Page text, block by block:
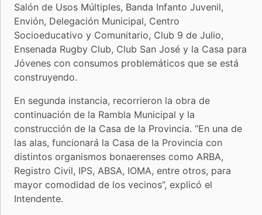
Salón de Usos Múltiples, Banda Infanto Juvenil,
Envión, Delegación Municipal, Centro
Socioeducativo y Comunitario, Club 9 de Julio,
Ensenada Rugby Club, Club San José y la Casa para
Jóvenes con consumos problemáticos que se está
construyendo.
En segunda instancia, recorrieron la obra de
continuación de la Rambla Municipal y la
construcción de la Casa de la Provincia. “En una de
las alas, funcionará la Casa de la Provincia con
distintos organismos bonaerenses como ARBA,
Registro Civil, IPS, ABSA, IOMA, entre otros, para
mayor comodidad de los vecinos”, explicó el
Intendente.